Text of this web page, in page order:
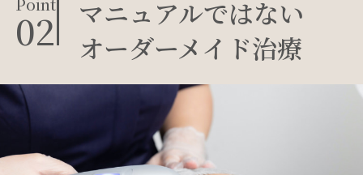
02
マニュアルではない
オーダーメイド治療